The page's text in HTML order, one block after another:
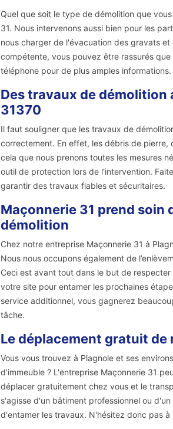
Quel que soit le type de démolition que
31. Nous intervenons aussi bien pour les
nous charger de l'évacuation des gravats
compétente, vous pouvez être rassurés
téléphone pour de plus amples informations.
Des travaux de démolition
31370
Il faut souligner que les travaux de
correctement. En effet, les débris de
cela que nous prenons toutes les mesures
outil de protection lors de l'intervention.
garantir des travaux fiables et sécuritaires.
Maçonnerie 31 prend soin
démolition
Chez notre entreprise Maçonnerie 31 à
Nous nous occupons également de
Ceci est avant tout dans le but de
votre site pour entamer les prochaines
service additionnel, vous gagnerez
tâche.
Le déplacement gratuit de
Vous vous trouvez à Plagnole et ses
d'immeuble ? L'entreprise Maçonnerie 31
déplacer gratuitement chez vous et le
s'agisse d'un bâtiment professionnel ou
d'entamer les travaux. N'hésitez donc pas